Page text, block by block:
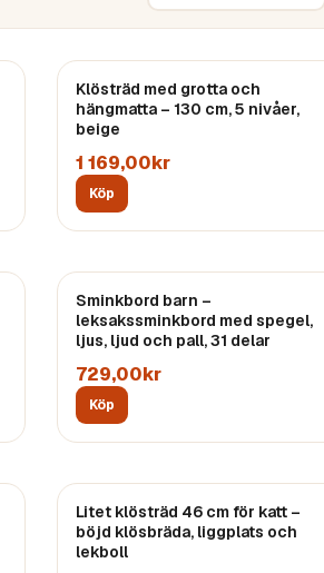
Klösträd med grotta och
hängmatta – 130 cm, 5 nivåer,
beige
1 169,00kr
Köp
Sminkbord barn –
leksakssminkbord med spegel,
ljus, ljud och pall, 31 delar
729,00kr
Köp
Litet klösträd 46 cm för katt –
böjd klösbräda, liggplats och
lekboll